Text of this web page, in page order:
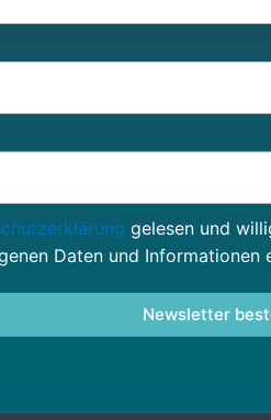
gelesen und
Daten und Informationen
Newsletter